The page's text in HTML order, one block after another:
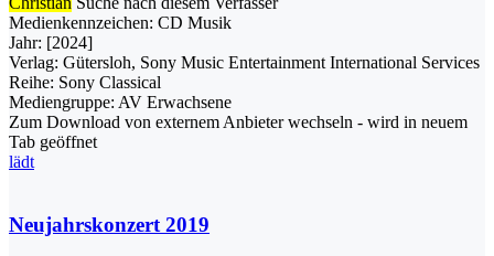
Medienkennzeichen: CD Musik
Jahr: [2024]
Verlag: Gütersloh, Sony Music Entertainment International Services
Reihe: Sony Classical
Mediengruppe: AV Erwachsene
Zum Download von externem Anbieter wechseln - wird in neuem
Tab geöffnet
lädt
Neujahrskonzert 2019